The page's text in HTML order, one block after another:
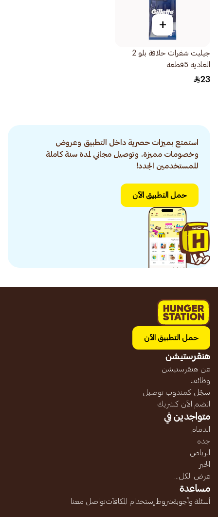
+
جيليت شفرات حلاقة بلو 2
العادية 5قطعة
23
استمتع بميزات حصرية داخل التطبيق وعروض
وخصومات مميزة. وتوصيل مجاني لمدة سنة كاملة
للمستخدمين الجدد!
حمل التطبيق الآن
حمل التطبيق الآن
هنقرستيشن
عن هنقرستيشن
وظائف
سجّل كمندوب توصيل
انضم الآن كشريك
متواجدين في
الدمام
جده
الرياض
الخبر
عرض الكل...
مساعدة
أسئلة وأجوبةشروط إستخدام المكافآتتواصل معنا